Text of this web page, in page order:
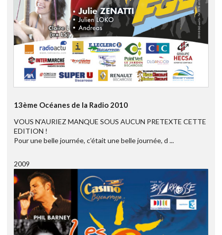
13ème Océanes de la Radio 2010
VOUS N'AURIEZ MANQUE SOUS AUCUN PRETEXTE CETTE
EDITION !
Pour une belle journée, c’était une belle journée, d ...
2009